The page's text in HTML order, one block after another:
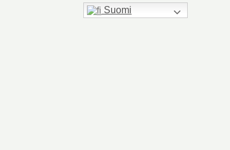
Suomi